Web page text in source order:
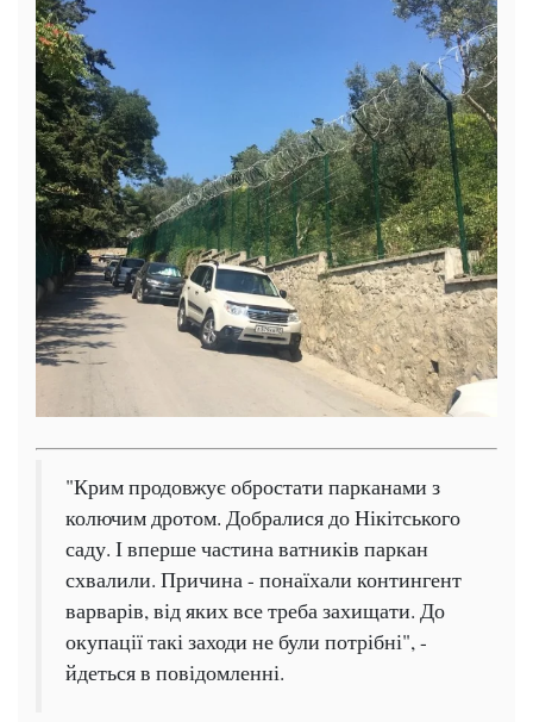
"Крим продовжує обростати парканами з
колючим дротом. Добралися до Нікітського
саду. І вперше частина ватників паркан
схвалили. Причина - понаїхали контингент
варварів, від яких все треба захищати. До
окупації такі заходи не були потрібні", -
йдеться в повідомленні.